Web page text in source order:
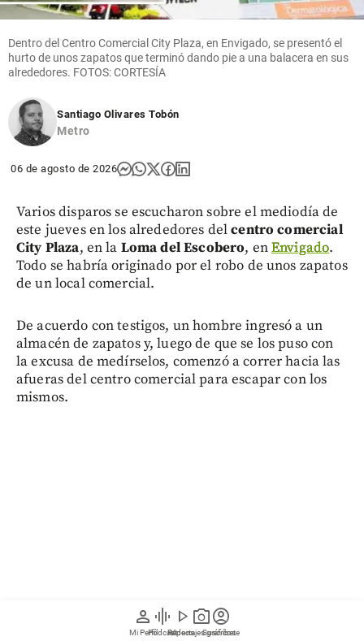
person
Mi Perfil
graphic_eq
Pódcast
play_arrow
Videos
photo_camera
Reportajes gráficos
account_circle
Suscríbete
Dentro del Centro Comercial City Plaza, en Envigado, se presentó el
hurto de unos zapatos que terminó dando pie a una balacera en sus
alrededores. FOTOS: CORTESÍA
Santiago Olivares Tobón
Metro
06 de agosto de 2026
Varios disparos se escucharon sobre el mediodía de
este jueves en los alrededores delcentro comercial
City Plaza, en la Loma del Escobero, enEnvigado.
Todo se habría originado por el robo de unos zapatos
de un local comercial.
De acuerdo con testigos, un hombre ingresó a un
almacén de zapatos y, luego de que se los puso con
la excusa de medírselos, comenzó a correr hacia las
afueras del centro comercial para escapar con los
mismos.